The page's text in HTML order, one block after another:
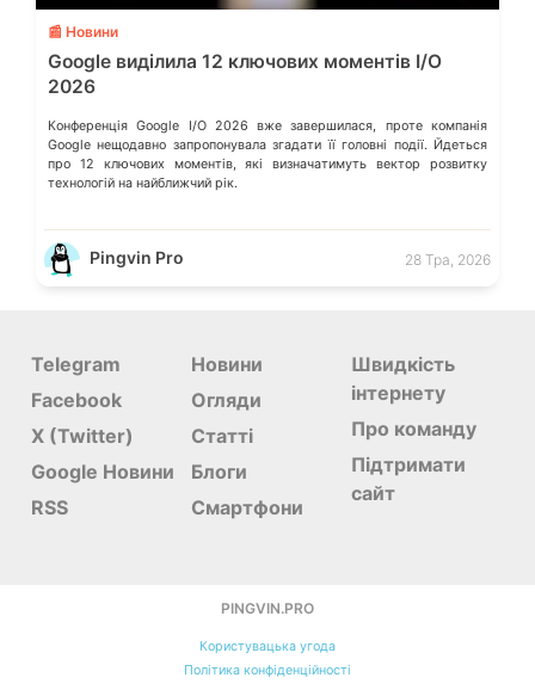
📰 Новини
Google виділила 12 ключових моментів I/O
2026
Конференція Google I/O 2026 вже завершилася, проте компанія
Google нещодавно запропонувала згадати її головні події. Йдеться
про 12 ключових моментів, які визначатимуть вектор розвитку
технологій на найближчий рік.
Pingvin Pro 28 Тра, 2026
Telegram
Facebook
X (Twitter)
Google Новини
RSS
Новини
Огляди
Статті
Блоги
Смартфони
Швидкість
інтернету
Про команду
Підтримати
сайт
PINGVIN.PRO
Користувацька угода
Політика конфіденційності